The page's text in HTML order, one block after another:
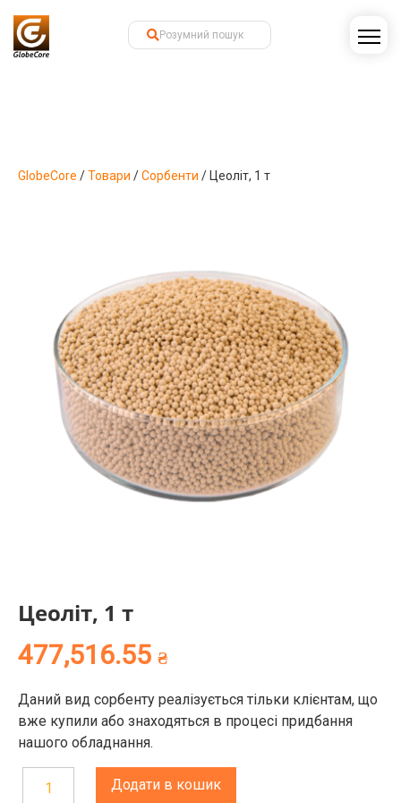
GlobeCore /Товари /Сорбенти / Цеоліт, 1 т
Цеоліт, 1 т
477,516.55 ₴
Даний вид сорбенту реалізується тільки клієнтам, що
вже купили або знаходяться в процесі придбання
нашого обладнання.
Цеоліт,
Додати в кошик